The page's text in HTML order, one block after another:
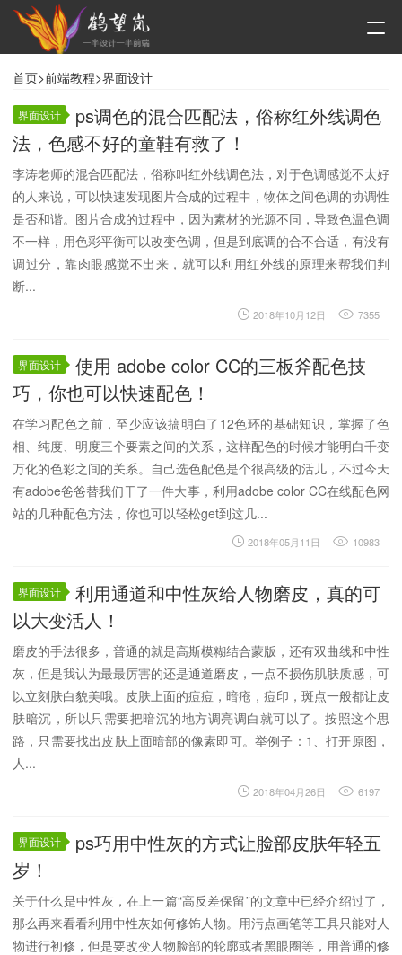
首页>前端教程>界面设计
界面设计
ps调色的混合匹配法，俗称红外线调色
法，色感不好的童鞋有救了！
李涛老师的混合匹配法，俗称叫红外线调色法，对于色调感觉不太好
的人来说，可以快速发现图片合成的过程中，物体之间色调的协调性
是否和谐。图片合成的过程中，因为素材的光源不同，导致色温色调
不一样，用色彩平衡可以改变色调，但是到底调的合不合适，有没有
调过分，靠肉眼感觉不出来，就可以利用红外线的原理来帮我们判
断...
2018年10月12日 7355
界面设计
使用 adobe color CC的三板斧配色技
巧，你也可以快速配色！
在学习配色之前，至少应该搞明白了12色环的基础知识，掌握了色
相、纯度、明度三个要素之间的关系，这样配色的时候才能明白千变
万化的色彩之间的关系。自己选色配色是个很高级的活儿，不过今天
有adobe爸爸替我们干了一件大事，利用adobe color CC在线配色网
站的几种配色方法，你也可以轻松get到这几...
2018年05月11日 10983
界面设计
利用通道和中性灰给人物磨皮，真的可
以大变活人！
磨皮的手法很多，普通的就是高斯模糊结合蒙版，还有双曲线和中性
灰，但是我认为最最厉害的还是通道磨皮，一点不损伤肌肤质感，可
以立刻肤白貌美哦。皮肤上面的痘痘，暗疮，痘印，斑点一般都让皮
肤暗沉，所以只需要把暗沉的地方调亮调白就可以了。按照这个思
路，只需要找出皮肤上面暗部的像素即可。举例子：1、打开原图，
人...
2018年04月26日 6197
界面设计
ps巧用中性灰的方式让脸部皮肤年轻五
岁！
关于什么是中性灰，在上一篇“高反差保留”的文章中已经介绍过了，
那么再来看看利用中性灰如何修饰人物。用污点画笔等工具只能对人
物进行初修，但是要改变人物脸部的轮廓或者黑眼圈等，用普通的修